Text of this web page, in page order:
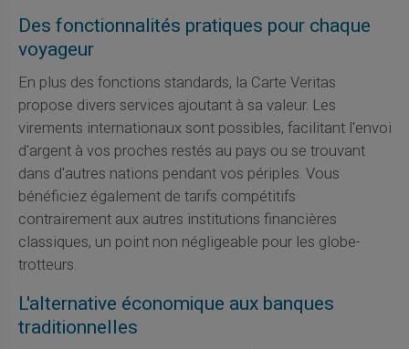
Des fonctionnalités pratiques pour chaque
voyageur
En plus des fonctions standards, la Carte Veritas
propose divers services ajoutant à sa valeur. Les
virements internationaux sont possibles, facilitant l'envoi
d'argent à vos proches restés au pays ou se trouvant
dans d'autres nations pendant vos périples. Vous
bénéficiez également de tarifs compétitifs
contrairement aux autres institutions financières
classiques, un point non négligeable pour les globe-
trotteurs.
L'alternative économique aux banques
traditionnelles